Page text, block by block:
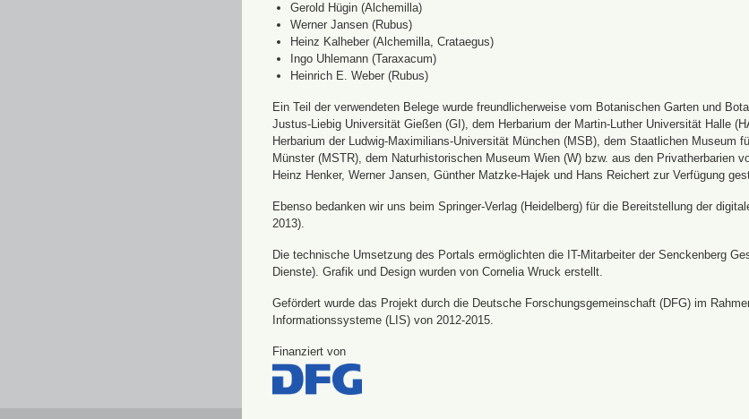
Gerold Hügin (Alchemilla)
Werner Jansen (Rubus)
Heinz Kalheber (Alchemilla, Crataegus)
Ingo Uhlemann (Taraxacum)
Heinrich E. Weber (Rubus)
Ein Teil der verwendeten Belege wurde freundlicherweise vom Botanischen Garten und
Justus-Liebig Universität Gießen (GI), dem Herbarium der Martin-Luther Universität Halle
Herbarium der Ludwig-Maximilians-Universität München (MSB), dem Staatlichen Museum
Münster (MSTR), dem Naturhistorischen Museum Wien (W) bzw. aus den Privatherbarien
Heinz Henker, Werner Jansen, Günther Matzke-Hajek und Hans Reichert zur Verfügung
Ebenso bedanken wir uns beim Springer-Verlag (Heidelberg) für die Bereitstellung der
2013).
Die technische Umsetzung des Portals ermöglichten die IT-Mitarbeiter der Senckenberg
Dienste). Grafik und Design wurden von Cornelia Wruck erstellt.
Gefördert wurde das Projekt durch die Deutsche Forschungsgemeinschaft (DFG) im
Informationssysteme (LIS) von 2012-2015.
Finanziert von